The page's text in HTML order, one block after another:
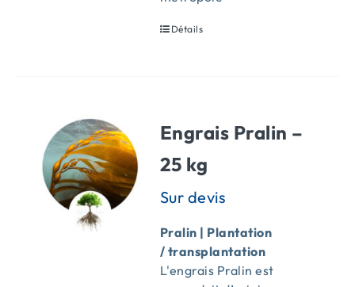
Détails
Engrais Pralin –
25 kg
Pralin | Plantation
/ transplantation
L'engrais Pralin est